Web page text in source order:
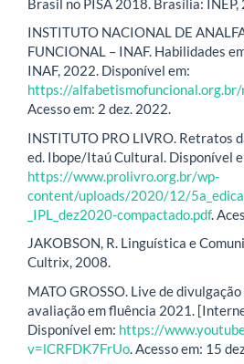
INSTITUTO NACIONAL DE
FUNCIONAL – INAF. Habilidades
INAF, 2022. Disponível em:
https://
Acesso em: 2 dez. 2022.
INSTITUTO PRO LIVRO. Retratos
ed. Ibope/Itaú Cultural. Disponível
https://www.prolivro.org.br/wp-
content/uploads/2020/12/
_IPL_dez2020-compactado.pdf.
JAKOBSON, R. Linguística e
Cultrix, 2008.
MATO GROSSO. Live de
avaliação em fluência 2021.
Disponível em: https://
v=lCRFDK7FrUo . Acesso em: 15